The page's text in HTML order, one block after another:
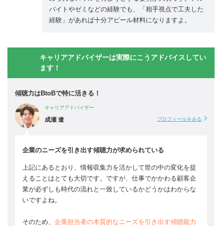
バイトやゼミなどの経験でも、「相手視点で工夫した
経験」があれば十分アピール材料になりますよ。
キャリアアドバイザーは実際にこうアドバイスしてい
ます！
傾聴力はBtoBで特に活きる！
キャリアアドバイザー
成瀬 遼 プロフィールをみる
企業のニーズを引き出す傾聴力が求められている
上記にあるとおり、情報収集力を活かして世の中の変化を捉
えることはとても大切です。ですが、仕事でかかわる顧客企
業が必ずしも時代の流れと一致しているかどうかはわからな
いですよね。
そのため、 企業担当者の本質的なニーズを引き出す傾聴能力